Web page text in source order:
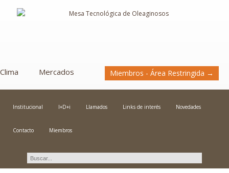
Clima Mercados Miembros - Área Restringida →
Institucional I+D+i Llamados Links de interés Novedades
Contacto Miembros